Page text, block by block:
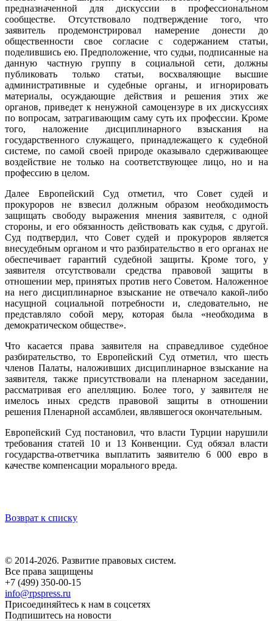
предназначенной для дискуссии в профессиональном
сообществе. Отсутствовало подтверждение того, что
заявитель продемонстрировал намерение донести до
общественности свое согласие с содержанием статьи,
поделившись ею. Предположение, что судьи, подписанные на
данную частную группу в социальной сети, должны
публиковать только статьи, восхваляющие высшие
административные и судебные органы, и игнорировать
материалы, осуждающие действия и решения этих же
органов, приведет к ненужной самоцензуре в их дискуссиях
по вопросам, затрагивающим саму суть их профессии. Кроме
того, наложение дисциплинарного взыскания на
государственного служащего, принадлежащего к судебной
системе, по самой своей природе оказывало сдерживающее
воздействие не только на соответствующее лицо, но и на
профессию в целом.
Далее Европейский Суд отметил, что Совет судей и
прокуроров не взвесил должным образом необходимость
защищать свободу выражения мнения заявителя, с одной
стороны, и его обязанность действовать как судья, с другой.
Суд подтвердил, что Совет судей и прокуроров является
внесудебным органом и что разбирательство в его органах не
обеспечивает гарантий судебной защиты. Кроме того, у
заявителя отсутствовали средства правовой защиты в
отношении мер, принятых против него Советом. Наложенное
на него дисциплинарное взыскание не отвечало какой-либо
насущной социальной потребности и, следовательно, не
представляло собой меру, которая была «необходима в
демократическом обществе».
Что касается права заявителя на справедливое судебное
разбирательство, то Европейский Суд отметил, что шесть
членов Палаты, наложивших дисциплинарное взыскание на
заявителя, также присутствовали на пленарном заседании,
рассматривая его апелляцию. Более того, у заявителя не
имелось иных средств правовой защиты в отношении
решения Пленарной ассамблеи, являвшегося окончательным.
Европейский Суд постановил, что власти Турции нарушили
требования статей 10 и 13 Конвенции. Суд обязал власти
государства-ответчика выплатить заявителю 6 000 евро в
качестве компенсации морального вреда.
Возврат к списку
© 2014-2026. Развитие правовых систем.
Все права защищены
+7 (499) 350-00-15
info@rpspress.ru
Присоединяйтесь к нам в соцсетях
Подпишитесь на новости